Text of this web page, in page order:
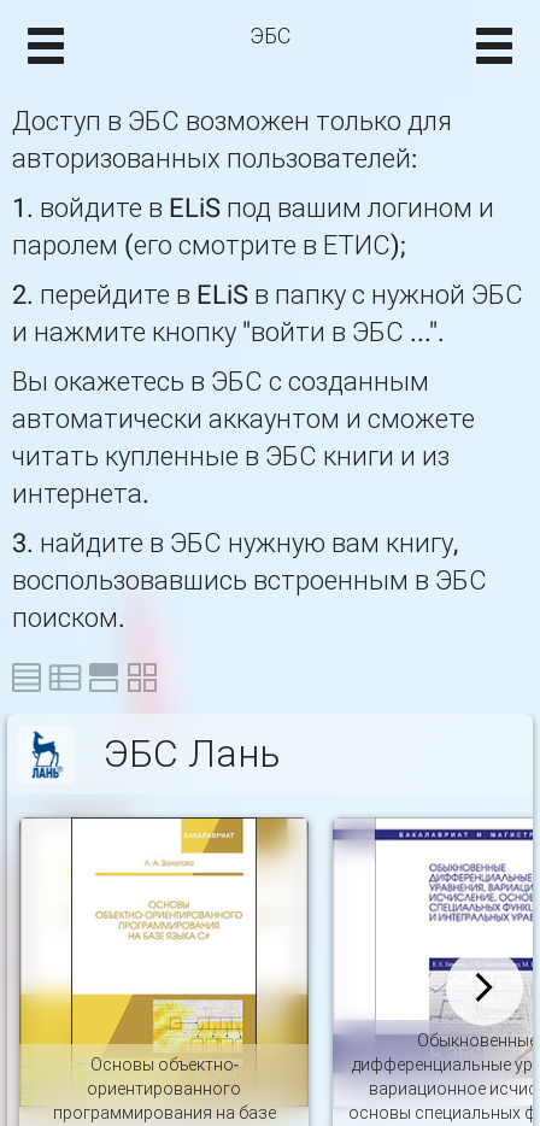
ЭБС
Доступ в ЭБС возможен только для
авторизованных пользователей:
1. войдите в ELiS под вашим логином и
паролем (его смотрите в ЕТИС);
2. перейдите в ELiS в папку с нужной ЭБС
и нажмите кнопку "войти в ЭБС ...".
Вы окажетесь в ЭБС с созданным
автоматически аккаунтом и сможете
читать купленные в ЭБС книги и из
интернета.
3. найдите в ЭБС нужную вам книгу,
воспользовавшись встроенным в ЭБС
поиском.
ЭБС Лань
Основы объектно-
ориентированного
программирования на базе
Обыкновенные
дифференциальные
вариационное
основы специальных